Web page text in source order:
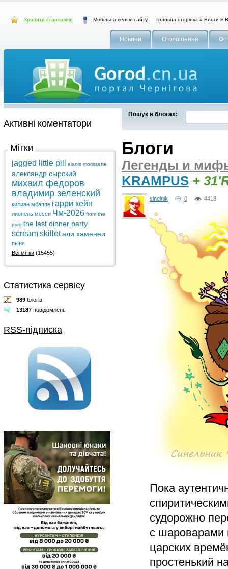
Зробити стартовою Мобільна версія сайту Головна сторінка » Блоги »
Новини Оголошення
Пошук в блогах:
Блоги
Легенды и
KRAMPUS +
sinelnik 0 4418
Пока
судорожно
с шароварами
царских
простенький
Активні коментатори
Мітки
jagged little pill alanis morissette
александр сырский
михаил федоров
владимир зеленский
килиан мбаппе гарри кейн
лионель месси Чм-2026 from the
pyre the last dinner party
screamskilletали хаменеи
пыня
Всі мітки (15455)
Статистика сервісу
989 блогів
13187 повідомлень
RSS-підписка